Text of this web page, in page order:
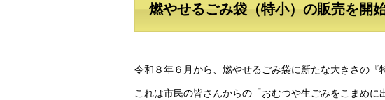
燃やせるごみ袋（特小）の販売を開
令和８年６月から、燃やせるごみ袋に新たな大きさの『
これは市民の皆さんからの「おむつや生ごみをこまめに